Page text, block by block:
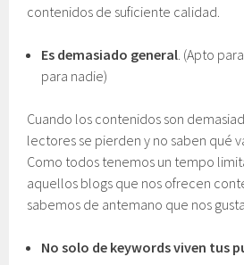
contenidos de suficiente calidad.
Es demasiado general. (Apto
para nadie)
Cuando los contenidos son
lectores se pierden y no saben qué
Como todos tenemos un tempo
aquellos blogs que nos ofrecen
sabemos de antemano que nos
No solo de keywords viven tus